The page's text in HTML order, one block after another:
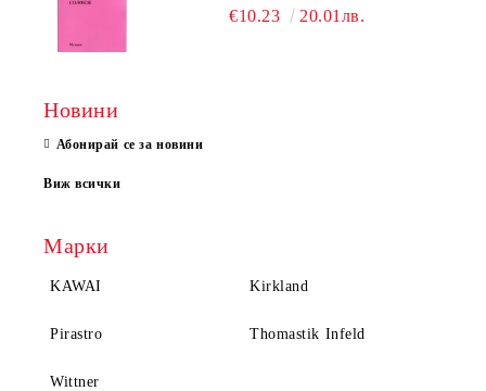
€10.23 20.01лв.
Новини
Абонирай се за новини
Виж всички
Марки
KAWAI Kirkland
Pirastro Thomastik Infeld
Wittner